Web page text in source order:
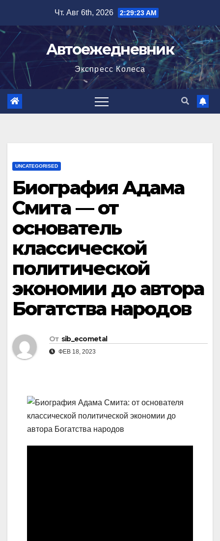
содержимому
Чт. Авг 6th, 2026 2:29:24 AM
Автоежедневник
Экспресс Колеса
UNCATEGORISED
Биография Адама
Смита — от
основатель
классической
политической
экономии до автора
Богатства народов
От sib_ecometal
ФЕВ 18, 2023